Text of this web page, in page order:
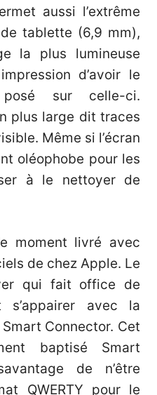
aussi l’extrême
tablette (6,9 mm),
la plus lumineuse
d’avoir le
sur celle-ci.
plus large dit traces
Même si l’écran
oléophobe pour les
à le nettoyer de
moment livré avec
de chez Apple. Le
qui fait office de
avec la
Connector. Cet
baptisé Smart
de n’être
QWERTY pour le